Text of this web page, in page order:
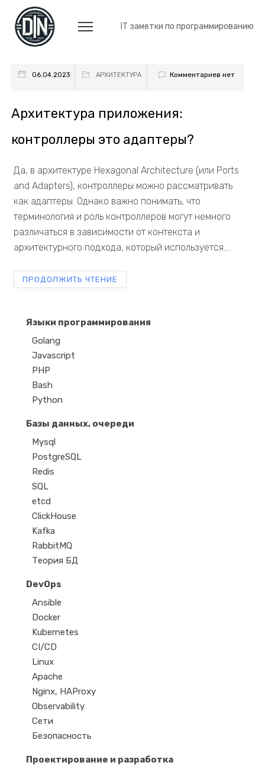
IT заметки по программированию
06.04.2023 АРХИТЕКТУРА Комментариев нет
Архитектура приложения:
контроллеры это адаптеры?
Да, в архитектуре Hexagonal Architecture (или Ports
and Adapters), контроллеры можно рассматривать
как адаптеры. Однако важно понимать, что
терминология и роль контроллеров могут немного
различаться в зависимости от контекста и
архитектурного подхода, который используется....
ПРОДОЛЖИТЬ ЧТЕНИЕ
Языки программирования
Golang
Javascript
PHP
Bash
Python
Базы данных, очереди
Mysql
PostgreSQL
Redis
SQL
etcd
ClickHouse
Kafka
RabbitMQ
Теория БД
DevOps
Ansible
Docker
Kubernetes
CI/CD
Linux
Apache
Nginx, HAProxy
Observability
Сети
Безопасность
Проектирование и разработка